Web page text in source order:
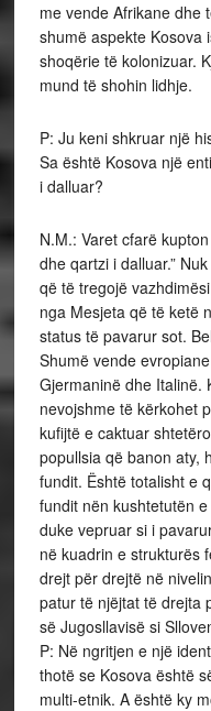
me vende Afrikane dhe
shumë aspekte Kosova
shoqërie të kolonizuar.
mund të shohin lidhje.
P: Ju keni shkruar një
Sa është Kosova një
i dalluar?
N.M.: Varet cfarë
dhe qartzi i dalluar.”
që të tregojë
nga Mesjeta që të ketë
status të pavarur sot.
Shumë vende
Gjermaninë dhe Italinë.
nevojshme të kërkohet
kufijtë e caktuar
popullsia që banon aty,
fundit. Është totalisht e
fundit nën kushtetutën
duke vepruar si i
në kuadrin e strukturës
drejt për drejtë në
patur të njëjtat të drejta
së Jugosllavisë si
P: Në ngritjen e një
thotë se Kosova është
multi-etnik. A është ky